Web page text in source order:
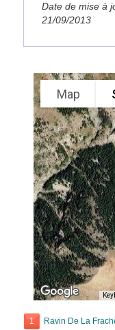
Date de mise à
21/09/2013
Map
1 Ravin De La